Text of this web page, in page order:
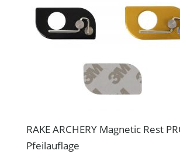
RAKE ARCHERY Magnetic Rest
Pfeilauflage